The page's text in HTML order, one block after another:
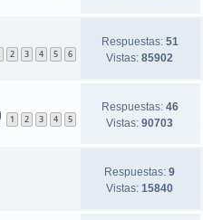
2 3 4 5 6
Respuestas: 51
Vistas:85902
1 2 3 4 5
Respuestas: 46
Vistas:90703
Respuestas:9
Vistas:15840